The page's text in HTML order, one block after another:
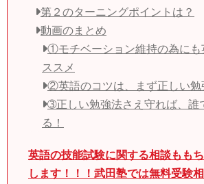
第２のターニングポイントは？
動画のまとめ
①モチベーション維持の為にも
ススメ
②英語のコツは、まず正しい勉
➂正しい勉強法さえ守れば、誰
る！
英語の技能試験に関する相談もも
します！！！武田塾では無料受験